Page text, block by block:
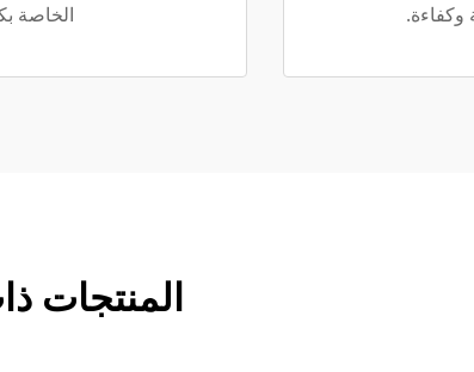
وكفاءة.
الخاصة
المنتجات